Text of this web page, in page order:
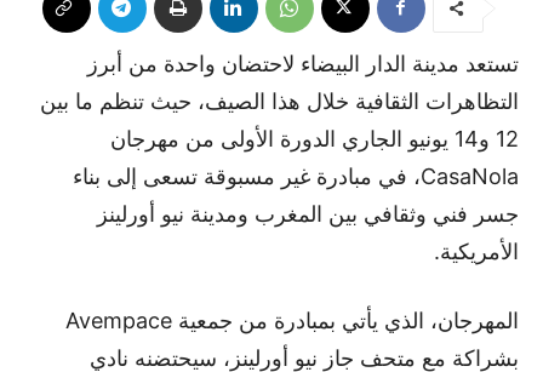
تستعد مدينة الدار البيضاء لاحتضان واحدة من أبرز
التظاهرات الثقافية خلال هذا الصيف، حيث تنظم ما بين
12 و14 يونيو الجاري الدورة الأولى من مهرجان
CasaNola، في مبادرة غير مسبوقة تسعى إلى بناء
جسر فني وثقافي بين المغرب ومدينة نيو أورلينز
الأمريكية.
المهرجان، الذي يأتي بمبادرة من جمعية Avempace
بشراكة مع متحف جاز نيو أورلينز، سيحتضنه نادي